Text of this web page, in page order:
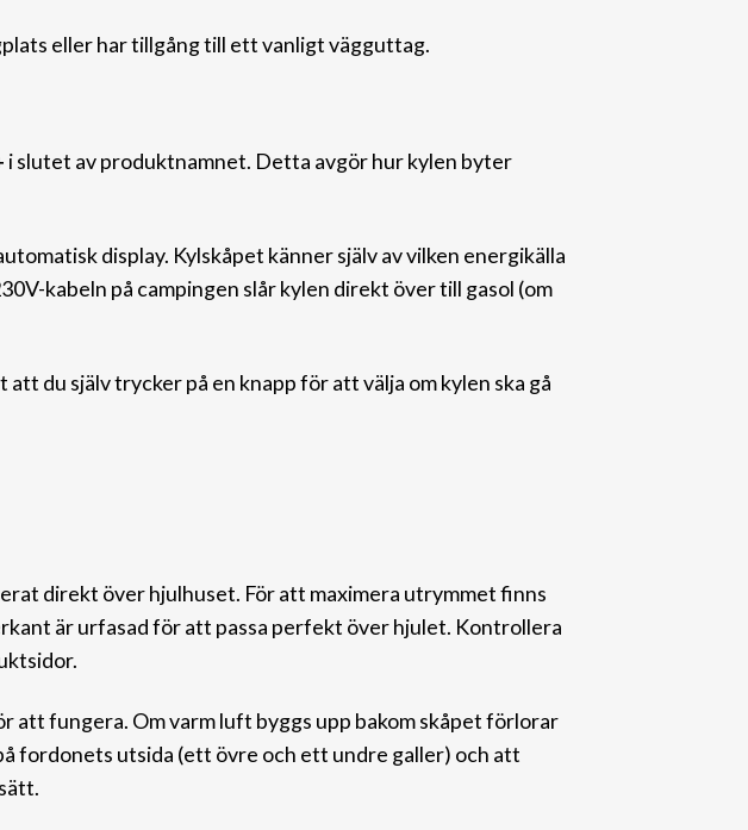
eller har tillgång till ett vanligt vägguttag.
i slutet av produktnamnet. Detta avgör hur kylen byter
display. Kylskåpet känner själv av vilken energikälla
kabeln på campingen slår kylen direkt över till gasol (om
du själv trycker på en knapp för att välja om kylen ska gå
direkt över hjulhuset. För att maximera utrymmet finns
är urfasad för att passa perfekt över hjulet. Kontrollera
att fungera. Om varm luft byggs upp bakom skåpet förlorar
fordonets utsida (ett övre och ett undre galler) och att